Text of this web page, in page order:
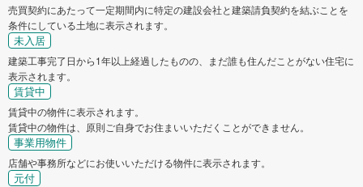
売買契約にあたって一定期間内に特定の建設会社と建築請負契約を結ぶことを
条件にしている土地に表示されます。
未入居
建築工事完了日から1年以上経過したものの、まだ誰も住んだことがない住宅に
表示されます。
賃貸中
賃貸中の物件に表示されます。
賃貸中の物件は、原則ご自身でお住まいいただくことができません。
事業用物件
店舗や事務所などにお使いいただける物件に表示されます。
元付